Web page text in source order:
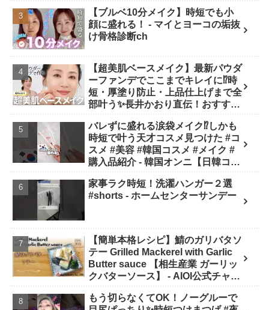
【ブルベ10分メイク】時短でも小
顔に盛れる！ - マイとヨーコの垢抜
け骨格診断ch
【超美肌ベースメイク】最新パウダ
ーファンデでここまでキレイに⁉️時
短・厚塗り防止・上品仕上げまで全
部叶う✨長井かおり直伝！おすすめ
方”を徹底解説💡 - 長井かおり | おし
ゃべりメイクBOX
バレずに盛れる涙袋メイク⁉︎しかも
時短で叶う天才コスメ見つけた #コ
スメ #美容 #韓国コスメ #メイク #
購入品紹介 - 韓国オンニ【日韓コス
家事ラク時短！洗濯ハンガー２選
#shorts - ホームセンターサンデー
【簡単本格レシピ】鯖のガリバタソ
テー Grilled Mackerel with Garlic
Butter sauce 【相生産業 ガーリッ
クバターソース】 - AIOI公式チャン
もう切らなくてOK！ノーグルーで